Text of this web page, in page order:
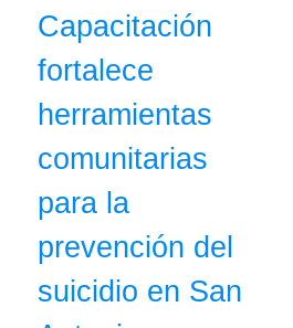
Capacitación
fortalece
herramientas
comunitarias
para la
prevención del
suicidio en San